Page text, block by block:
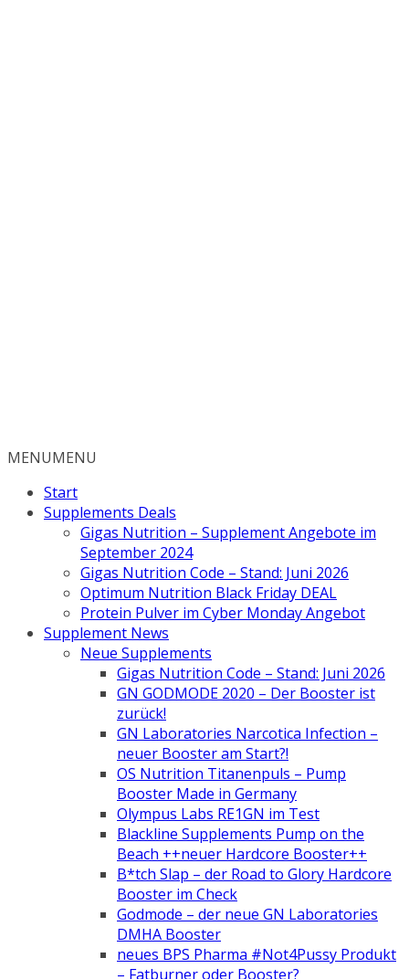
Inhalt
MENUMENU
Start
Supplements Deals
Gigas Nutrition – Supplement Angebote im
September 2024
Gigas Nutrition Code – Stand: Juni 2026
Optimum Nutrition Black Friday DEAL
Protein Pulver im Cyber Monday Angebot
Supplement News
Neue Supplements
Gigas Nutrition Code – Stand: Juni 2026
GN GODMODE 2020 – Der Booster ist
zurück!
GN Laboratories Narcotica Infection –
neuer Booster am Start?!
OS Nutrition Titanenpuls – Pump
Booster Made in Germany
Olympus Labs RE1GN im Test
Blackline Supplements Pump on the
Beach ++neuer Hardcore Booster++
B*tch Slap – der Road to Glory Hardcore
Booster im Check
Godmode – der neue GN Laboratories
DMHA Booster
neues BPS Pharma #Not4Pussy Produkt
– Fatburner oder Booster?